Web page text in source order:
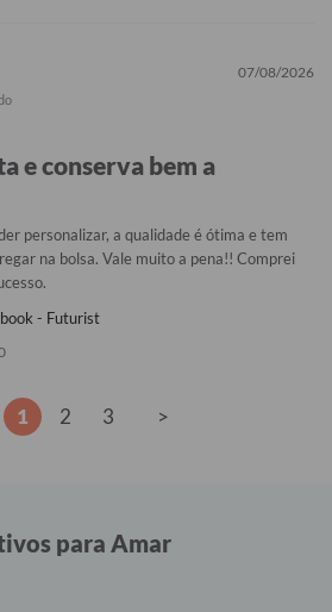
07/08/2026
e conserva bem a
personalizar, a qualidade é ótima e tem
na bolsa. Vale muito a pena!! Comprei
- Futurist
1 2 3 >
para Amar